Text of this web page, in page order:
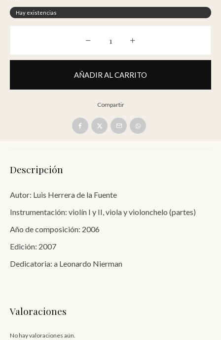
Hay existencias
Cuarteto [instrumentos de arco -
AÑADIR AL CARRITO
Compartir
Descripción
Autor: Luis Herrera de la Fuente
Instrumentación: violín I y II, viola y violonchelo (partes)
Año de composición: 2006
Edición: 2007
Dedicatoria: a Leonardo Nierman
Valoraciones
No hay valoraciones aún.